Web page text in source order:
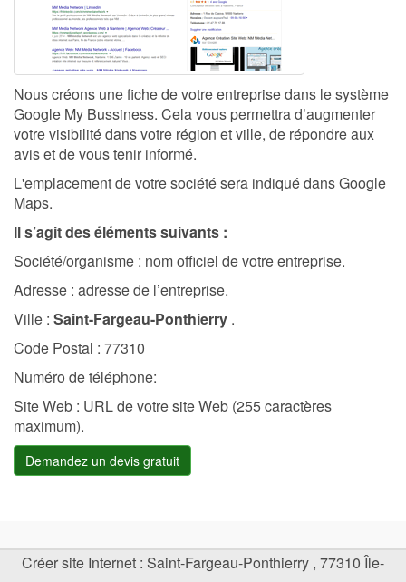
Nous créons une fiche de votre entreprise dans le système
Google My Bussiness. Cela vous permettra d’augmenter
votre visibilité dans votre région et ville, de répondre aux
avis et de vous tenir informé.
L'emplacement de votre société sera indiqué dans Google
Maps.
Il s’agit des éléments suivants :
Société/organisme : nom officiel de votre entreprise.
Adresse : adresse de l’entreprise.
Ville : Saint-Fargeau-Ponthierry .
Code Postal : 77310
Numéro de téléphone:
Site Web : URL de votre site Web (255 caractères
maximum).
Demandez un devis gratuit
Créer site Internet : Saint-Fargeau-Ponthierry , 77310 Île-